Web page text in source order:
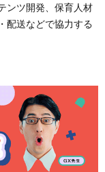
ンツ開発、保育人材
配送などで協力する